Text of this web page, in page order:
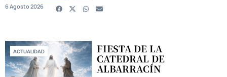
6 Agosto 2026
ACTUALIDAD FIESTA DE LA
CATEDRAL DE
ALBARRACÍN